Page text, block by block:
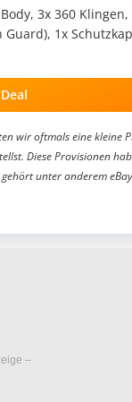
3x 360
1x
wir oftmals eine kleine
Diese Provisionen
unter anderem